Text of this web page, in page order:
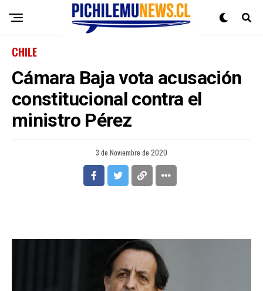
CHILE
Cámara Baja vota acusación
constitucional contra el
ministro Pérez
3 de Noviembre de 2020